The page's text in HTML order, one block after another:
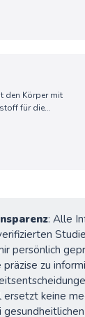
Publikation
sind
den Körper mit
für die
: Alle
persönlich
präzise zu
keine
gesundheitlichen